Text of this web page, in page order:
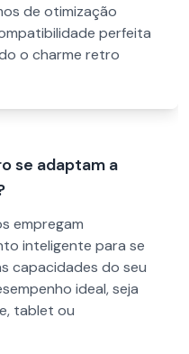
de otimização
perfeita
o charme retro
se adaptam a
empregam
inteligente para se
capacidades do seu
ideal, seja
tablet ou